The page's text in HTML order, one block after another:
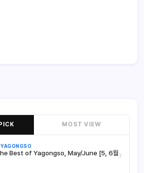
MOST VIEW
Best of Yagongso, May/June [5, 6월›